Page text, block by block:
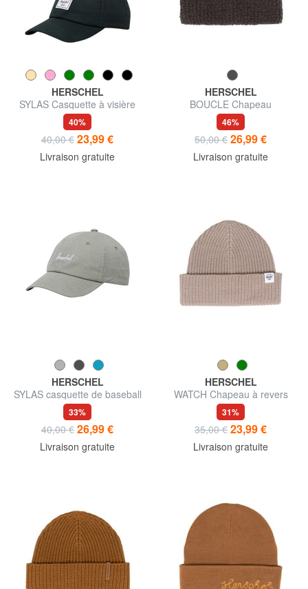
HERSCHEL
SYLAS Casquette à visière
40%
40,00 € 23,99 €
Livraison gratuite
HERSCHEL
BOUCLE Chapeau
46%
50,00 € 26,99 €
Livraison gratuite
HERSCHEL
SYLAS casquette de baseball
33%
40,00 € 26,99 €
Livraison gratuite
HERSCHEL
WATCH Chapeau à revers
31%
35,00 € 23,99 €
Livraison gratuite